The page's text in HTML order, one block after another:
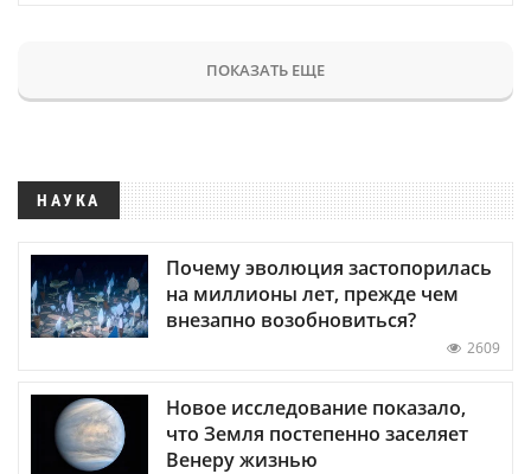
ПОКАЗАТЬ ЕЩЕ
НАУКА
Почему эволюция застопорилась
на миллионы лет, прежде чем
внезапно возобновиться?
2609
Новое исследование показало,
что Земля постепенно заселяет
Венеру жизнью